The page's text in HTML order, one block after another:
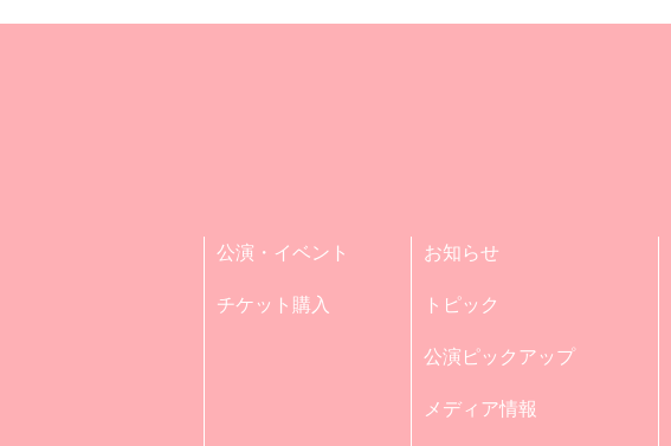
公演・イベント
チケット購入
お知らせ
トピック
公演ピックアップ
メディア情報